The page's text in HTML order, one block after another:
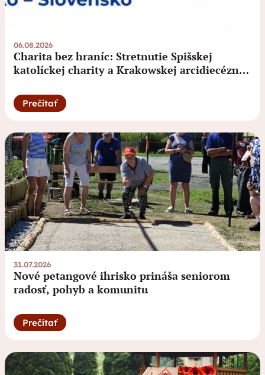
06.08.2026
Charita bez hraníc: Stretnutie Spišskej
katolíckej charity a Krakowskej arcidiecéznej
aj propagáciu
Prečítať
31.07.2026
Nové petangové ihrisko prináša seniorom
radosť, pohyb a komunitu
Prečítať